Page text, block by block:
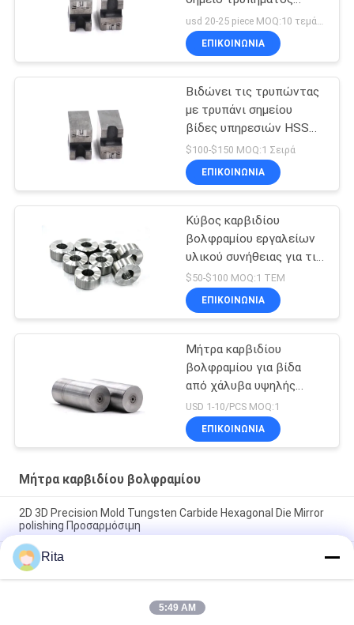
ανθεκτικό στη διάβρωση
ΕΠΙΚΟΙΝΩΝΙΑ
Βιδώνει τις τρυπώντας
με τρυπάνι σημείου
βίδες υπηρεσιών HSS
κύβων μακράς διαρκείας
που τρυπούν τον κύβο
$100-$150 MOQ:1 Σειρά
ΕΠΙΚΟΙΝΩΝΙΑ
Κύβος καρβιδίου
βολφραμίου εργαλείων
υλικού συνήθειας για τις
φόρμες βιδών
$50-$100 MOQ:1 ΤΕΜ
ΕΠΙΚΟΙΝΩΝΙΑ
Μήτρα καρβιδίου
βολφραμίου για βίδα
από χάλυβα υψηλής
ταχύτητας
USD 1-10/PCS MOQ:1
ΕΠΙΚΟΙΝΩΝΙΑ
Μήτρα καρβιδίου βολφραμίου
2D 3D Precision Mold Tungsten Carbide Hexagonal Die Mirror
polishing Προσαρμόσιμη
Τετραγωνική επεξεργασμένη στη μηχανή κύβος επιφάνεια
διατρήσεων καρβιδίου βολφραμίου
VA80,ST7,KG5,KG6 Βαλφραμίνης Καρβιδίου, Ψυχρό
σφυρηλατητήριος σφυρηλατητήριος στερεωτής για την
Rita
5:49 AM